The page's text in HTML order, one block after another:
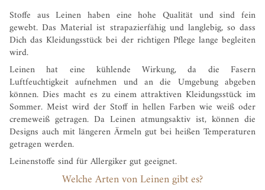
Stoffe aus Leinen haben eine hohe Qualität und sind fein
gewebt. Das Material ist strapazierfähig und langlebig, so dass
Dich das Kleidungsstück bei der richtigen Pflege lange begleiten
wird.
Leinen hat eine kühlende Wirkung, da die Fasern
Luftfeuchtigkeit aufnehmen und an die Umgebung abgeben
können. Dies macht es zu einem attraktiven Kleidungsstück im
Sommer. Meist wird der Stoff in hellen Farben wie weiß oder
cremeweiß getragen. Da Leinen atmungsaktiv ist, können die
Designs auch mit längeren Ärmeln gut bei heißen Temperaturen
getragen werden.
Leinenstoffe sind für Allergiker gut geeignet.
Welche Arten von Leinen gibt es?